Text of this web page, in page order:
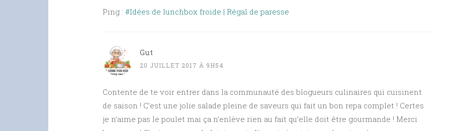
Ping : #Idées de lunchbox froide | Régal de paresse
Gut
20 JUILLET 2017 À 9H54
Contente de te voir entrer dans la communauté des blogueurs culinaires qui cuisinent
de saison ! C’est une jolie salade pleine de saveurs qui fait un bon repa complet ! Certes
je n’aime pas le poulet mai ça n’enlève rien au fait qu’elle doit être gourmande ! Merci